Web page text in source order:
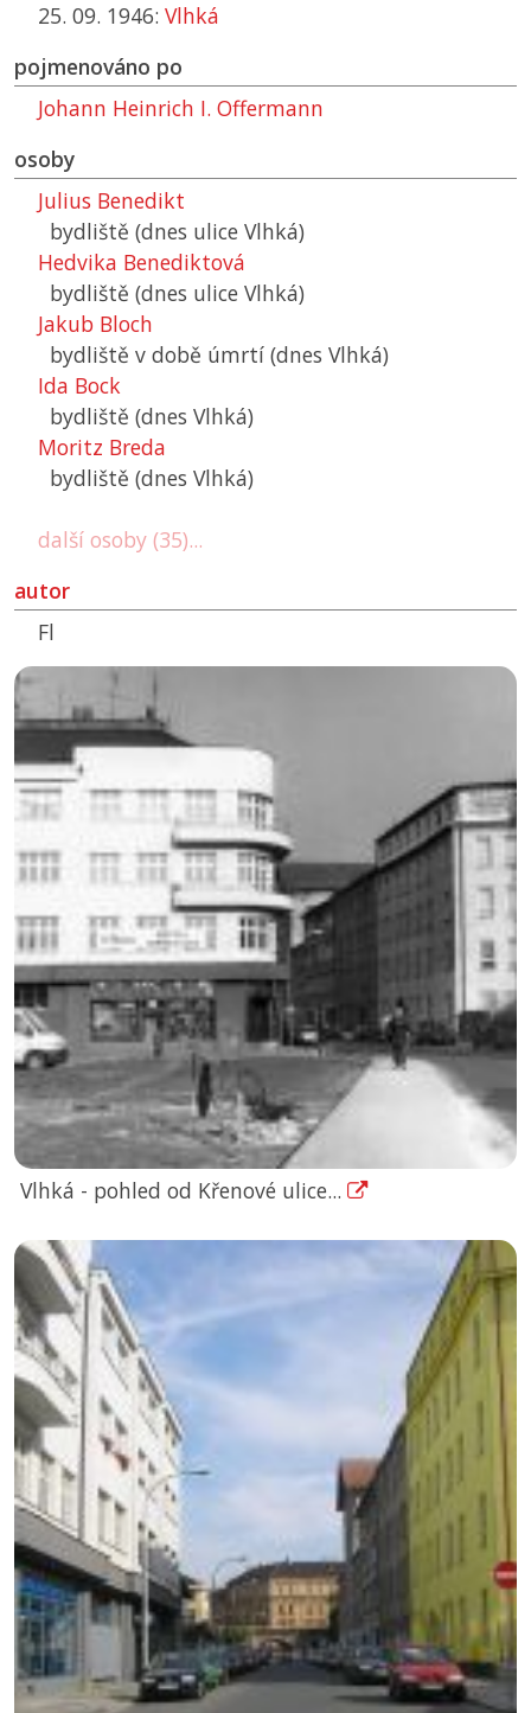
25. 09. 1946: Vlhká
pojmenováno po
Johann Heinrich I. Offermann
osoby
Julius Benedikt
bydliště (dnes ulice Vlhká)
Hedvika Benediktová
bydliště (dnes ulice Vlhká)
Jakub Bloch
bydliště v době úmrtí (dnes Vlhká)
Ida Bock
bydliště (dnes Vlhká)
Moritz Breda
bydliště (dnes Vlhká)
další osoby (35)...
autor
Fl
Vlhká - pohled od Křenové ulice...